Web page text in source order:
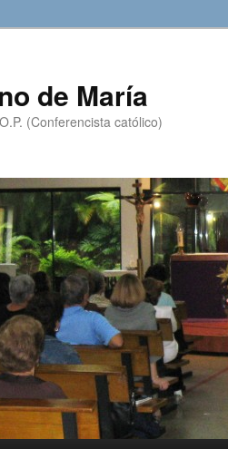
de María
(Conferencista católico)